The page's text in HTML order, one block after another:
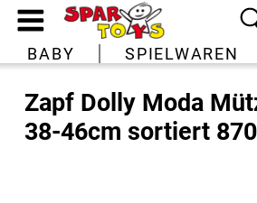
BABY SPIELWAREN
Zapf Dolly Moda
38-46cm sortiert